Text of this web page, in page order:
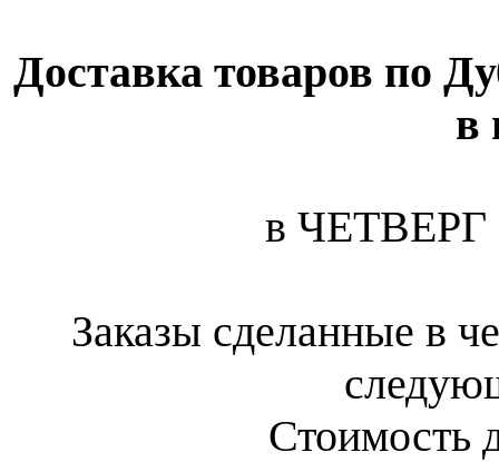
Доставка товаров по
в
в ЧЕТВЕРГ
Заказы сделанные в
Стоимость